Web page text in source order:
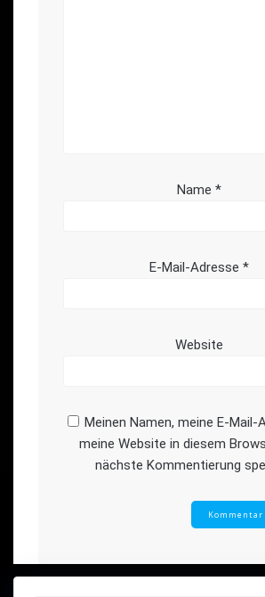
Name *
E-Mail-Adresse *
Website
Meinen Namen, meine E-Mail-
meine Website in diesem
nächste Kommentierung